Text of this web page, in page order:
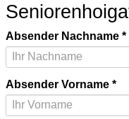
Absender Nachname
Absender Vorname